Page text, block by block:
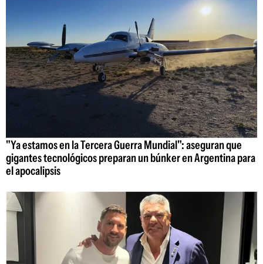
"Ya estamos en la Tercera Guerra Mundial": aseguran que
gigantes tecnológicos preparan un búnker en Argentina para
el apocalipsis